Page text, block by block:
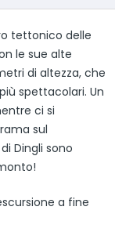
tettonico delle
le sue alte
di altezza, che
spettacolari. Un
ci si
sul
Dingli sono
a fine